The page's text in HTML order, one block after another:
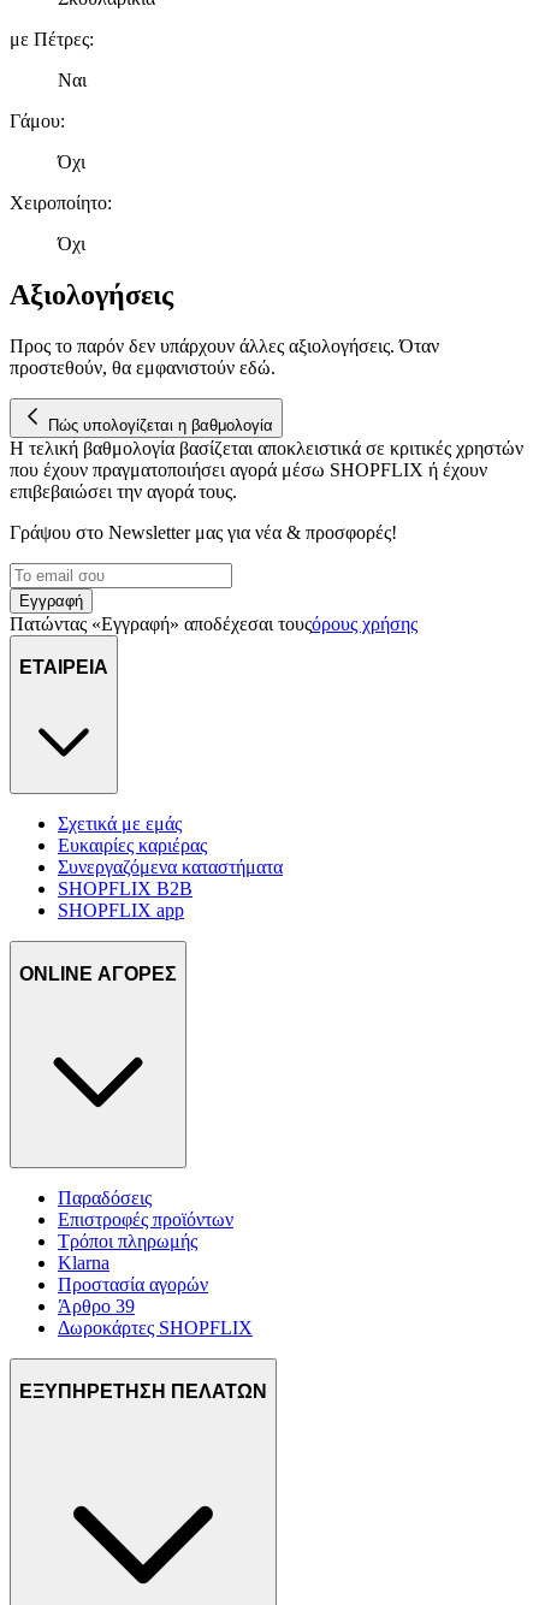
με Πέτρες:
Ναι
Γάμου:
Όχι
Χειροποίητο:
Όχι
Αξιολογήσεις
Προς το παρόν δεν υπάρχουν άλλες αξιολογήσεις. Όταν
προστεθούν, θα εμφανιστούν εδώ.
Πώς υπολογίζεται η βαθμολογία
Η τελική βαθμολογία βασίζεται αποκλειστικά σε κριτικές χρηστών
που έχουν πραγματοποιήσει αγορά μέσω SHOPFLIX ή έχουν
επιβεβαιώσει την αγορά τους.
Γράψου στο Νewsletter μας για νέα & προσφορές!
Εγγραφή
Πατώντας «Εγγραφή» αποδέχεσαι τουςόρους χρήσης
ΕΤΑΙΡΕΙΑ
Σχετικά με εμάς
Ευκαιρίες καριέρας
Συνεργαζόμενα καταστήματα
SHOPFLIX B2B
SHOPFLIX app
ONLINE ΑΓΟΡΕΣ
Παραδόσεις
Επιστροφές προϊόντων
Τρόποι πληρωμής
Klarna
Προστασία αγορών
Άρθρο 39
Δωροκάρτες SHOPFLIX
ΕΞΥΠΗΡΕΤΗΣΗ ΠΕΛΑΤΩΝ